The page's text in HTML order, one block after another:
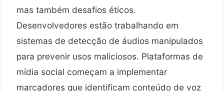
mas também desafios éticos.
Desenvolvedores estão trabalhando em
sistemas de detecção de áudios manipulados
para prevenir usos maliciosos. Plataformas de
mídia social começam a implementar
marcadores que identificam conteúdo de voz